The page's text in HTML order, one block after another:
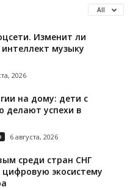
All
Изменит ли
музыку
2026
на дому: дети с
делают успехи в
6 августа, 2026
среди стран СНГ
экосистему